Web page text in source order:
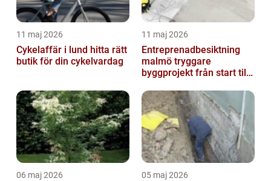
11 maj 2026
Cykelaffär i lund hitta rätt
butik för din cykelvardag
11 maj 2026
Entreprenadbesiktning
malmö tryggare
byggprojekt från start till
06 maj 2026 05 maj 2026